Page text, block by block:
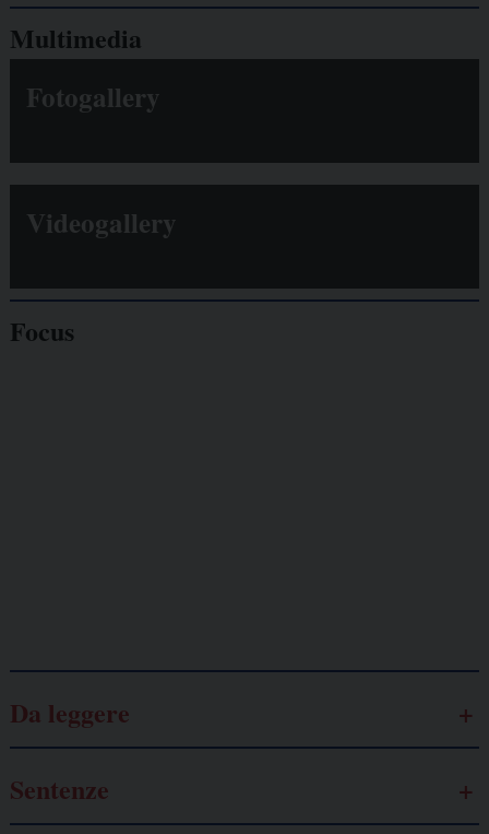
Multimedia
Fotogallery
Videogallery
Focus
Da leggere
Sentenze